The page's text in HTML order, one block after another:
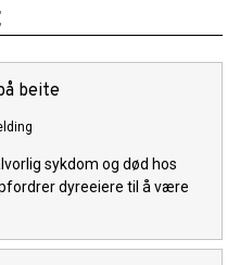
beite
sykdom og død hos
dyreeiere til å være